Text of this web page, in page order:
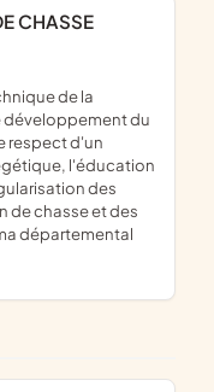
développement du
respect d'un
l'éducation
des
de chasse et des
départemental